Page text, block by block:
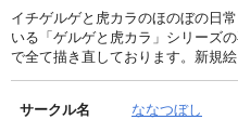
イチゲルゲと虎カラのほのぼの日
いる「ゲルゲと虎カラ」シリーズ
で全て描き直しております。新規絵
サークル名 ななつぼし